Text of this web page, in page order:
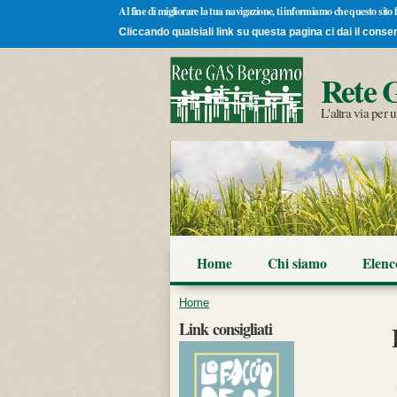
Al fine di migliorare la tua navigazione, ti informiamo che questo sito
Cliccando qualsiali link su questa pagina ci dai il
Rete
L'altra via per
Home Chi siamo
Tu sei qui
Home
Link consigliati